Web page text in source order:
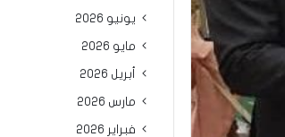
يونيو 2026
مايو 2026
أبريل 2026
مارس 2026
فبراير 2026